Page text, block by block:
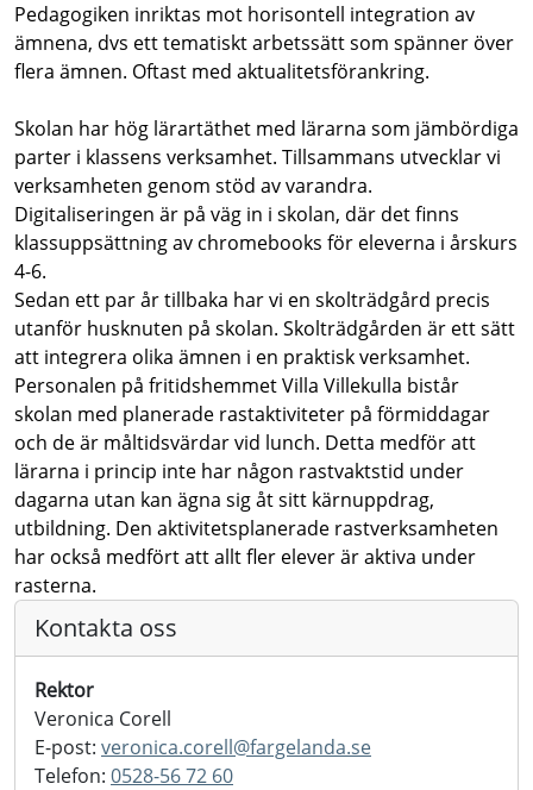
Pedagogiken inriktas mot horisontell integration av
ämnena, dvs ett tematiskt arbetssätt som spänner över
flera ämnen. Oftast med aktualitetsförankring.
Skolan har hög lärartäthet med lärarna som jämbördiga
parter i klassens verksamhet. Tillsammans utvecklar vi
verksamheten genom stöd av varandra.
Digitaliseringen är på väg in i skolan, där det finns
klassuppsättning av chromebooks för eleverna i årskurs
4-6.
Sedan ett par år tillbaka har vi en skolträdgård precis
utanför husknuten på skolan. Skolträdgården är ett sätt
att integrera olika ämnen i en praktisk verksamhet.
Personalen på fritidshemmet Villa Villekulla bistår
skolan med planerade rastaktiviteter på förmiddagar
och de är måltidsvärdar vid lunch. Detta medför att
lärarna i princip inte har någon rastvaktstid under
dagarna utan kan ägna sig åt sitt kärnuppdrag,
utbildning. Den aktivitetsplanerade rastverksamheten
har också medfört att allt fler elever är aktiva under
rasterna.
Kontakta oss
Rektor
Veronica Corell
E-post: veronica.corell@fargelanda.se
Telefon: 0528-56 72 60